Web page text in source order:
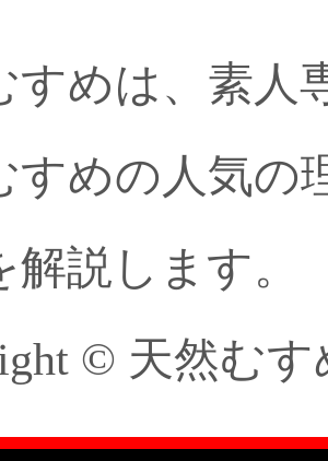
すめは、素人
すめの人気の
解説します。
© 天然むす